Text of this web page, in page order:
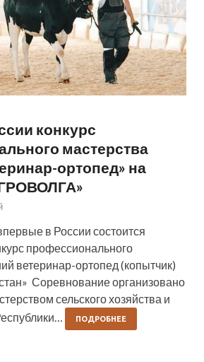
конкурс
мастерства
ортопед» на
в России состоится
профессионального
ветеринар-ортопед (копытчик)
Соревнование организовано
сельского хозяйства и
ПОДРОБНЕЕ